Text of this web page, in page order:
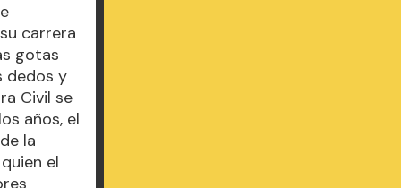
carrera
gotas
dedos y
Civil se
años, el
la
el